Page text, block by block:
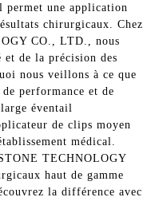
permet une application
chirurgicaux. Chez
CO., LTD., nous
de la précision des
nous veillons à ce que
performance et de
éventail
de clips moyen
médical.
TECHNOLOGY
haut de gamme
la différence avec